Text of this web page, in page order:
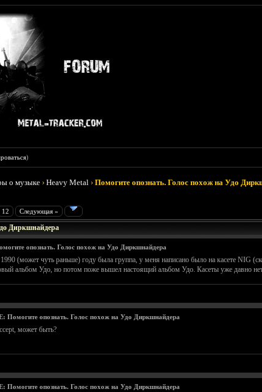
)
о музыке ›Heavy Metal ›Помогите опознать. Голос похож на Удо
12 Следующая »
- Средняя оценка: 5
Диркшнайдера
опознать. Голос похож на Удо Диркшнайдера
(может чуть раньше) году была группа, у меня написано было на касете NIG
альбом Удо, но потом поже вышел настоящий альбом Удо. Касеты уже давно
Помогите опознать. Голос похож на Удо Диркшнайдера
может быть?
Помогите опознать. Голос похож на Удо Диркшнайдера